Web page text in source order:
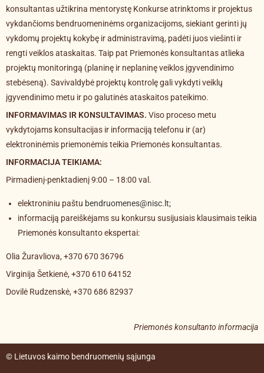
konsultantas užtikrina mentorystę Konkurse atrinktoms ir projektus
vykdančioms bendruomeninėms organizacijoms, siekiant gerinti jų
vykdomų projektų kokybę ir administravimą, padėti juos viešinti ir
rengti veiklos ataskaitas. Taip pat Priemonės konsultantas atlieka
projektų monitoringą (planinę ir neplaninę veiklos įgyvendinimo
stebėseną). Savivaldybė projektų kontrolę gali vykdyti veiklų
įgyvendinimo metu ir po galutinės ataskaitos pateikimo.
INFORMAVIMAS IR KONSULTAVIMAS. Viso proceso metu
vykdytojams konsultacijas ir informaciją telefonu ir (ar)
elektroninėmis priemonėmis teikia Priemonės konsultantas.
INFORMACIJA TEIKIAMA:
Pirmadienį-penktadienį 9:00 – 18:00 val.
elektroniniu paštu bendruomenes@nisc.lt;
informaciją pareiškėjams su konkursu susijusiais klausimais teikia
Priemonės konsultanto ekspertai:
Olia Žuravliova, +370 670 36796
Virginija Šetkienė, +370 610 64152
Dovilė Rudzenskė, +370 686 82937
Priemonės konsultanto informacija
© Lietuvos kaimo bendruomenių sąjunga